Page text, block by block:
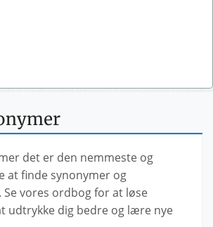
det er den nemmeste og
at finde synonymer og
vores ordbog for at løse
udtrykke dig bedre og lære nye